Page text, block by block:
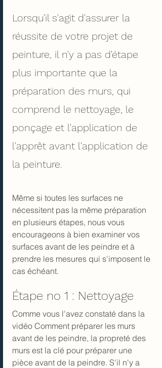
Lorsqu'il s'agit d'assurer la
réussite de votre projet de
peinture, il n'y a pas d'étape
plus importante que la
préparation des murs, qui
comprend le nettoyage, le
ponçage et l'application de
l'apprêt avant l'application de
la peinture.
Même si toutes les surfaces ne
nécessitent pas la même préparation
en plusieurs étapes, nous vous
encourageons à bien examiner vos
surfaces avant de les peindre et à
prendre les mesures qui s'imposent le
cas échéant.
Étape no 1 : Nettoyage
Comme vous l'avez constaté dans la
vidéo Comment préparer les murs
avant de les peindre, la propreté des
murs est la clé pour préparer une
pièce avant de la peindre. S'il n'y a